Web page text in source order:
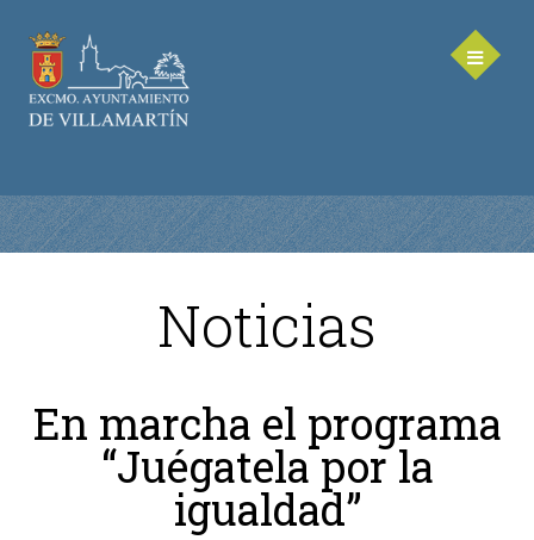
Equipo de Gobierno
Corporación Municipal - Legislatura 2023-2027
Delegaciones Municipales
Teléfonos de contacto
Noticias
En marcha el programa
“Juégatela por la
igualdad”